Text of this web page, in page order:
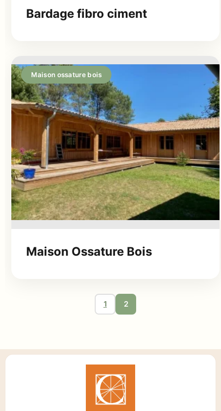
Bardage fibro ciment
Maison ossature bois
Maison Ossature Bois
1 2